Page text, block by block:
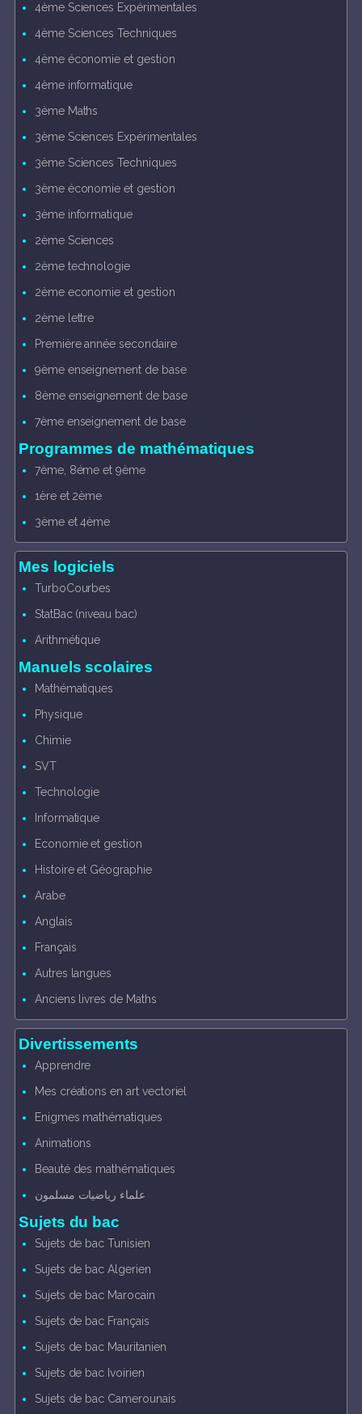
4ème Sciences Expérimentales
4ème Sciences Techniques
4ème économie et gestion
4ème informatique
3ème Maths
3ème Sciences Expérimentales
3ème Sciences Techniques
3ème économie et gestion
3ème informatique
2ème Sciences
2ème technologie
2ème economie et gestion
2ème lettre
Première année secondaire
9ème enseignement de base
8ème enseignement de base
7ème enseignement de base
Programmes de mathématiques
7ème, 8éme et 9ème
1ère et 2ème
3ème et 4ème
Mes logiciels
TurboCourbes
StatBac (niveau bac)
Arithmétique
Manuels scolaires
Mathématiques
Physique
Chimie
SVT
Technologie
Informatique
Economie et gestion
Histoire et Géographie
Arabe
Anglais
Français
Autres langues
Anciens livres de Maths
Divertissements
Apprendre
Mes créations en art vectoriel
Enigmes mathématiques
Animations
Beauté des mathématiques
علماء رياضيات مسلمون
Sujets du bac
Sujets de bac Tunisien
Sujets de bac Algerien
Sujets de bac Marocain
Sujets de bac Français
Sujets de bac Mauritanien
Sujets de bac Ivoirien
Sujets de bac Camerounais